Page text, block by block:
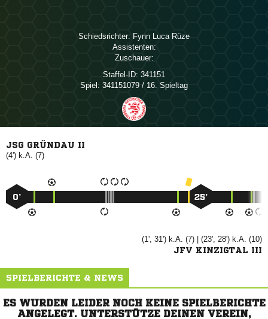
Schiedsrichter:   
Assistenten:
Zuschauer:
Staffel-ID: 341151
Spiel: 341151079 / 16. Spieltag
JSG GRÜNDAU II
(4') k.A. (7)
0’ 25’
(1', 31') k.A. (7) | (23', 28') k.A. (10)
JFV KINZIGTAL III
SPIELBERICHTE & NEWS
ES WURDEN LEIDER NOCH KEINE SPIELBERICHTE
ANGELEGT. UNTERSTÜTZE DEINEN VEREIN,